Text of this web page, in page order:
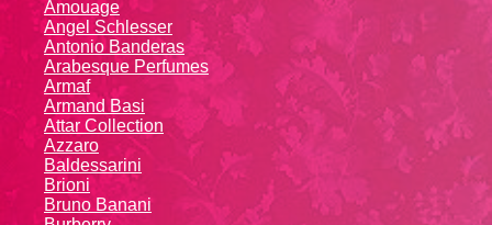
Amouage
Angel Schlesser
Antonio Banderas
Arabesque Perfumes
Armaf
Armand Basi
Attar Collection
Azzaro
Baldessarini
Brioni
Bruno Banani